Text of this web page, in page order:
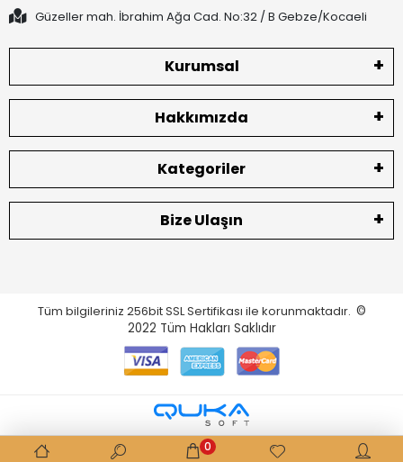
Güzeller mah. İbrahim Ağa Cad. No:32 / B Gebze/Kocaeli
Kurumsal
Hakkımızda
Kategoriler
Bize Ulaşın
Tüm bilgileriniz 256bit SSL Sertifikası ile korunmaktadır. ©
2022 Tüm Hakları Saklıdır
0